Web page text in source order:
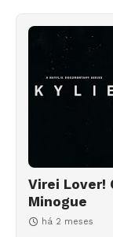
Virei Lover!
Minogue
há 2 meses